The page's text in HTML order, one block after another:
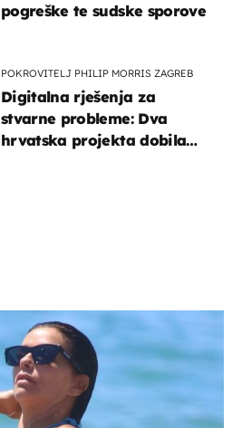
pogreške te sudske sporove
POKROVITELJ PHILIP MORRIS ZAGREB
Digitalna rješenja za
stvarne probleme: Dva
hrvatska projekta dobila